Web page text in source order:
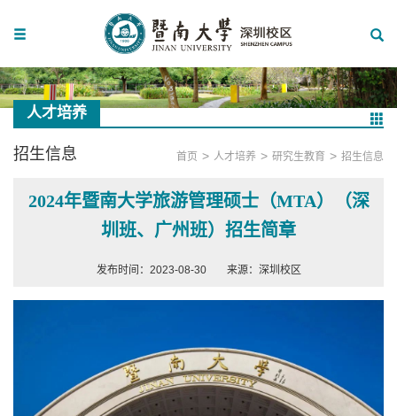
人才培养
招生信息 首页 > 人才培养 > 研究生教育 > 招生信息
2024年暨南大学旅游管理硕士（MTA）（深
圳班、广州班）招生简章
发布时间：2023-08-30 来源：深圳校区